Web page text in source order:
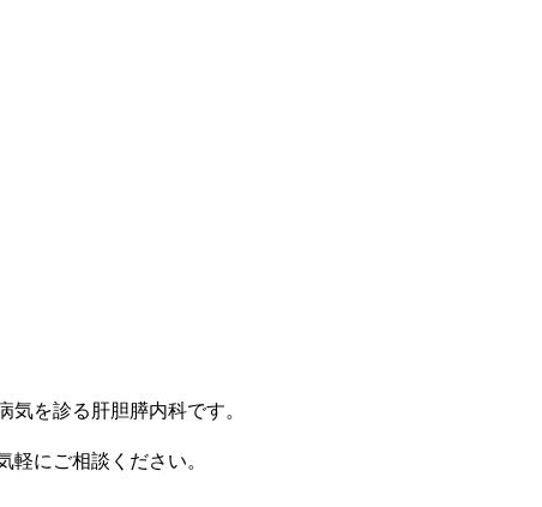
を診る肝胆膵内科です。
にご相談ください。